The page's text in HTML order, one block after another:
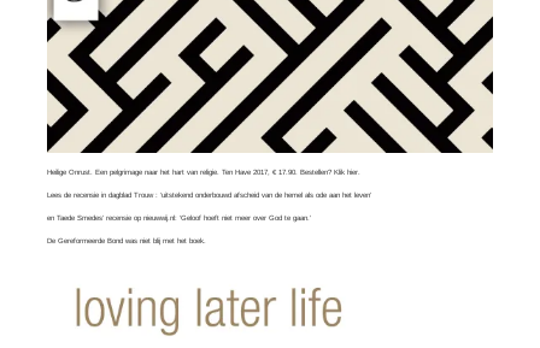
Heilige Onrust. Een pelgrimage naar het hart van religie. Ten Have 2017, € 17.90. Bestellen?Klik hier
Leesde recensie in dagblad Trouw: ‘uitstekend onderbouwd afscheid van de hemel als ode aan het leven’
enTaede Smedes’ recensieop nieuwwij.nl: ‘Geloof hoeft niet meer over God te gaan.’
De Gereformeerde Bond wasniet blij met het boek.